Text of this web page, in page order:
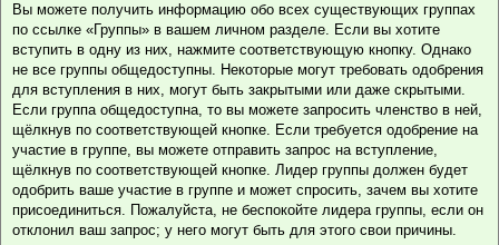
Вы можете получить информацию обо всех существующих группах
по ссылке «Группы» в вашем личном разделе. Если вы хотите
вступить в одну из них, нажмите соответствующую кнопку. Однако
не все группы общедоступны. Некоторые могут требовать одобрения
для вступления в них, могут быть закрытыми или даже скрытыми.
Если группа общедоступна, то вы можете запросить членство в ней,
щёлкнув по соответствующей кнопке. Если требуется одобрение на
участие в группе, вы можете отправить запрос на вступление,
щёлкнув по соответствующей кнопке. Лидер группы должен будет
одобрить ваше участие в группе и может спросить, зачем вы хотите
присоединиться. Пожалуйста, не беспокойте лидера группы, если он
отклонил ваш запрос; у него могут быть для этого свои причины.